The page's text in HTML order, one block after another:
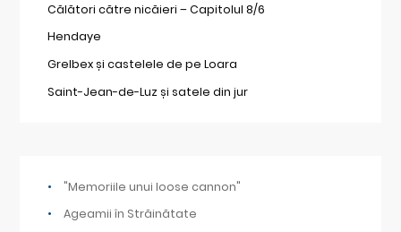
Călători către nicăieri – Capitolul 8/6
Hendaye
Grelbex și castelele de pe Loara
Saint-Jean-de-Luz și satele din jur
"Memoriile unui loose cannon"
Ageamii în Străinătate